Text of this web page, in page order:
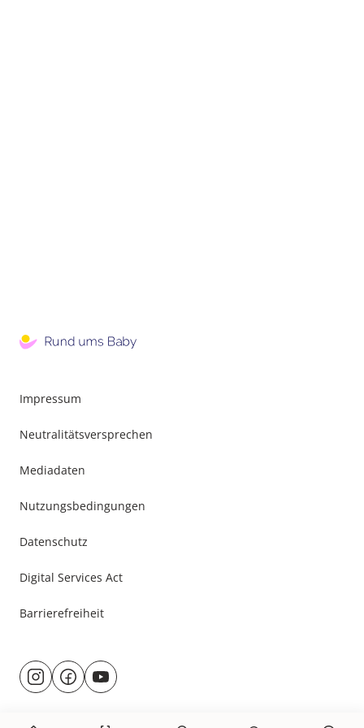
Impressum
Neutralitätsversprechen
Mediadaten
Nutzungsbedingungen
Datenschutz
Digital Services Act
Barrierefreiheit
Besuche
uns@rund.ums.baby
facebook.com/rundumsbaby.de
youtube.com/@rundumsbaby_